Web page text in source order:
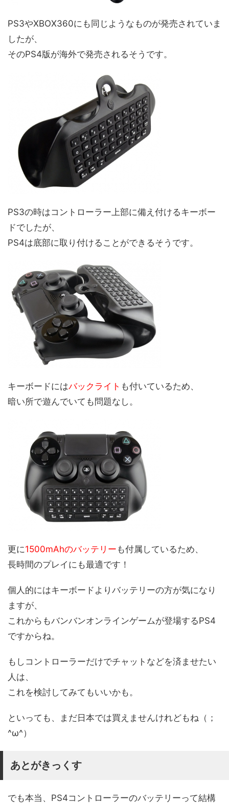
PS3やXBOX360にも同じようなものが発売されていま
したが、
そのPS4版が海外で発売されるそうです。
PS3の時はコントローラー上部に備え付けるキーボー
ドでしたが、
PS4は底部に取り付けることができるそうです。
キーボードにはバックライト も付いているため、
暗い所で遊んでいても問題なし。
更に1500mAhのバッテリー も付属しているため、
長時間のプレイにも最適です！
個人的にはキーボードよりバッテリーの方が気になり
ますが、
これからもバンバンオンラインゲームが登場するPS4
ですからね。
もしコントローラーだけでチャットなどを済ませたい
人は、
これを検討してみてもいいかも。
といっても、まだ日本では買えませんけれどもね（；
^ω^）
あとがきっくす
でも本当、PS4コントローラーのバッテリーって結構